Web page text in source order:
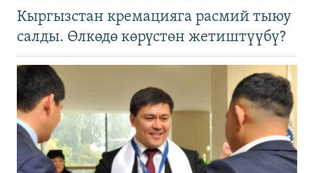
Кыргызстан кремацияга расмий тыюу
салды. Өлкөдө көрүстөн жетиштүүбү?